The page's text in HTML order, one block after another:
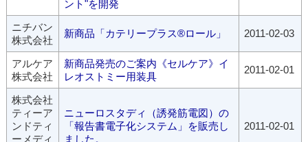
ント"を開発
ニチバン
株式会社
新商品「カテリープラス®ロール」 2011-02-03
アルケア
株式会社
新商品発売のご案内《セルケア》イ
レオストミー用装具
2011-02-01
株式会社
ティーア
ンドティ
ーメディ
ニューロスタディ（誘発筋電図）の
「報告書電子化システム」を販売し
ました。
2011-02-01